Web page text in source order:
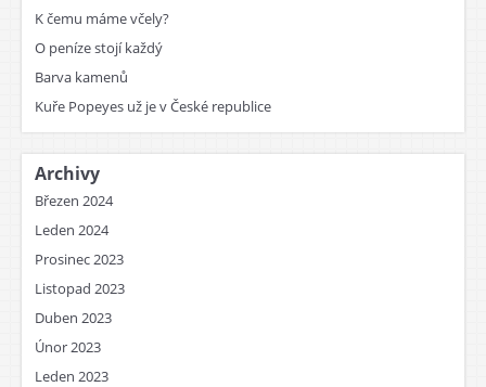
K čemu máme včely?
O peníze stojí každý
Barva kamenů
Kuře Popeyes už je v České republice
Archivy
Březen 2024
Leden 2024
Prosinec 2023
Listopad 2023
Duben 2023
Únor 2023
Leden 2023